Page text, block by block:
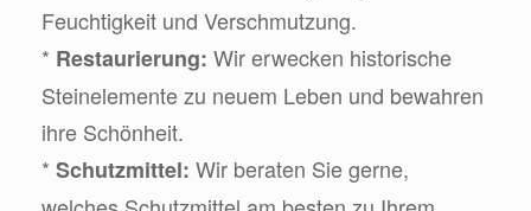
Feuchtigkeit und Verschmutzung.
* Restaurierung: Wir erwecken historische
Steinelemente zu neuem Leben und bewahren
ihre Schönheit.
* Schutzmittel: Wir beraten Sie gerne,